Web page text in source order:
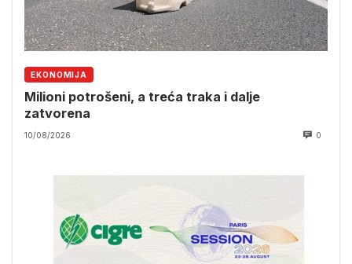
EKONOMIJA
Milioni potrošeni, a treća traka i dalje
zatvorena
10/08/2026 0